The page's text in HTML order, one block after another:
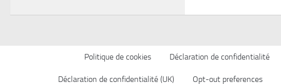
Politique de cookies Déclaration de confidentialité
Déclaration de confidentialité (UK) Opt-out preferences